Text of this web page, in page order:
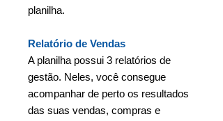
planilha.
Relatório de Vendas
A planilha possui 3 relatórios de
gestão. Neles, você consegue
acompanhar de perto os resultados
das suas vendas, compras e